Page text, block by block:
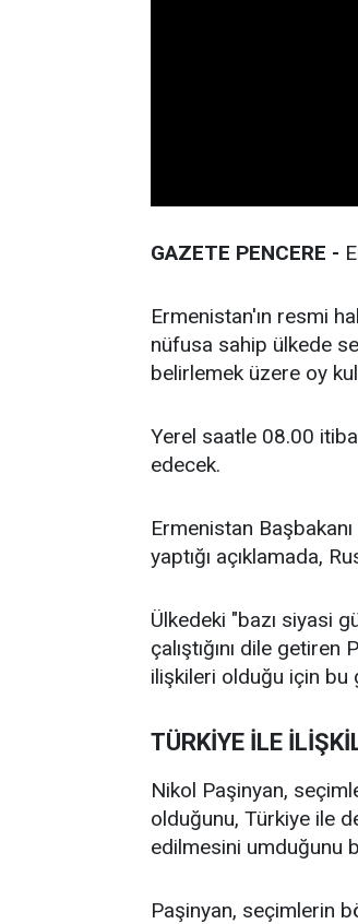
GAZETE PENCERE -
Ermenistan'ın resmi
nüfusa sahip ülkede
belirlemek üzere oy
Yerel saatle 08.00
edecek.
Ermenistan
yaptığı açıklamada,
Ülkedeki "bazı siyasi
çalıştığını dile
ilişkileri olduğu için
TÜRKİYE İLE
Nikol Paşinyan,
olduğunu, Türkiye ile
edilmesini umduğunu
Paşinyan, seçimlerin